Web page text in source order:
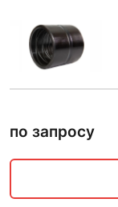
по запросу